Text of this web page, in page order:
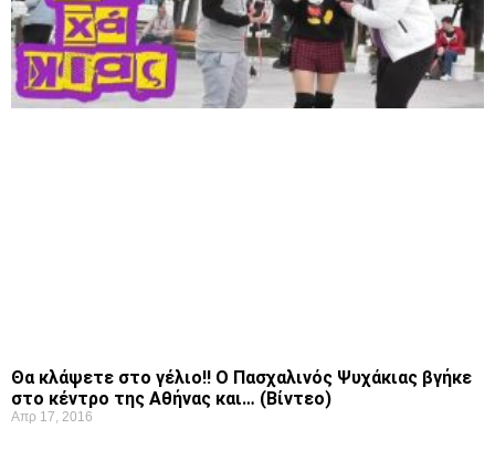
Θα κλάψετε στο γέλιο!! Ο Πασχαλινός Ψυχάκιας βγήκε
στο κέντρο της Αθήνας και… (Βίντεο)
Απρ 17, 2016